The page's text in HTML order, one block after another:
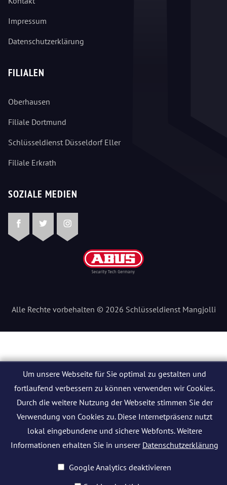
Impressum
Datenschutzerklärung
FILIALEN
Oberhausen
Filiale Dortmund
Schlüsseldienst Düsseldorf Eller
Filiale Erkrath
SOZIALE MEDIEN
FacebookTwitterInstagram
Alle Rechte vorbehalten © 2026 Schlüsseldienst Mangjolli
Um unsere Webseite für Sie optimal zu gestalten und
fortlaufend verbessern zu können verwenden wir Cookies.
Durch die weitere Nutzung der Webseite stimmen Sie der
Verwendung von Cookies zu. Diese Internetpräsenz nutzt
lokal eingebundene und sichere Webfonts. Weitere
Informationen erhalten Sie in unserer Datenschutzerklärung
Google Analytics deaktivieren